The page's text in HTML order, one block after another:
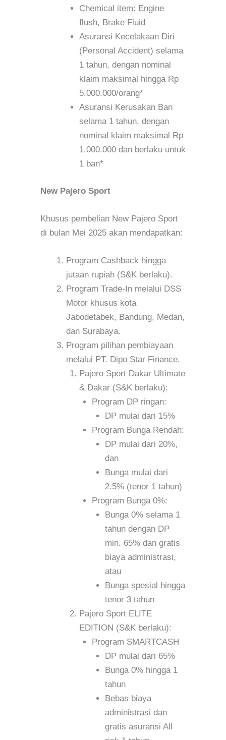
Chemical item: Engine
flush, Brake Fluid
Asuransi Kecelakaan Diri
(Personal Accident) selama
1 tahun, dengan nominal
klaim maksimal hingga Rp
5.000.000/orang*
Asuransi Kerusakan Ban
selama 1 tahun, dengan
nominal klaim maksimal Rp
1.000.000 dan berlaku untuk
1 ban*
New Pajero Sport
Khusus pembelian New Pajero Sport
di bulan Mei 2025 akan mendapatkan:
Program Cashback hingga
jutaan rupiah (S&K berlaku).
Program Trade-In melalui DSS
Motor khusus kota
Jabodetabek, Bandung, Medan,
dan Surabaya.
Program pilihan pembiayaan
melalui PT. Dipo Star Finance.
Pajero Sport Dakar Ultimate
& Dakar (S&K berlaku):
Program DP ringan:
DP mulai dari 15%
Program Bunga Rendah:
DP mulai dari 20%,
dan
Bunga mulai dari
2.5% (tenor 1 tahun)
Program Bunga 0%:
Bunga 0% selama 1
tahun dengan DP
min. 65% dan gratis
biaya administrasi,
atau
Bunga spesial hingga
tenor 3 tahun
Pajero Sport ELITE
EDITION (S&K berlaku):
Program SMARTCASH
DP mulai dari 65%
Bunga 0% hingga 1
tahun
Bebas biaya
administrasi dan
gratis asuransi All